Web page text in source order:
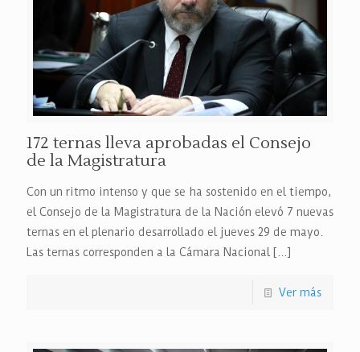
172 ternas lleva aprobadas el Consejo
de la Magistratura
Con un ritmo intenso y que se ha sostenido en el tiempo,
el Consejo de la Magistratura de la Nación elevó 7 nuevas
ternas en el plenario desarrollado el jueves 29 de mayo.
Las ternas corresponden a la Cámara Nacional […]
Ver más